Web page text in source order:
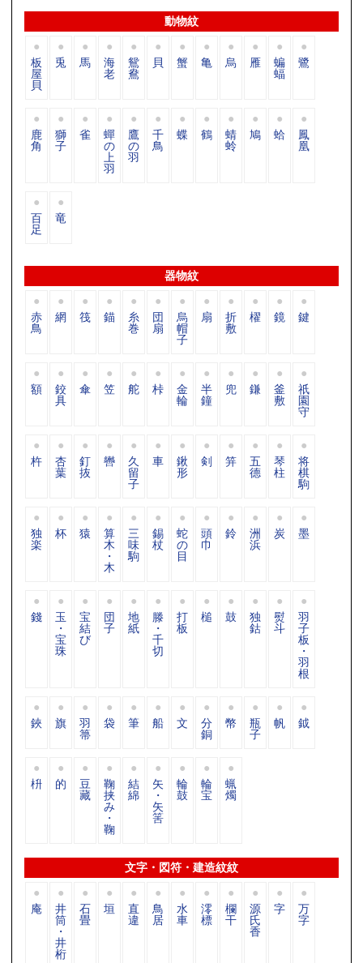
動物紋
板
屋
貝
兎 馬 海
老
鴛
鴦
貝 蟹 亀 烏 雁 蝙
蝠
鷺
鹿
角
獅
子
雀 蟬
の
上
羽
鷹
の
羽
千
鳥
蝶 鶴 蜻
蛉
鳩 蛤 鳳
凰
百
足
竜
器物紋
赤
鳥
網 筏 錨 糸
巻
団
扇
烏
帽
子
扇 折
敷
櫂 鏡 鍵
額 鉸
具
傘 笠 舵 桛 金
輪
半
鐘
兜 鎌 釜
敷
祇
園
守
杵 杏
葉
釘
抜
轡 久
留
子
車 鍬
形
剣 笄 五
德
琴
柱
将
棋
駒
独
楽
杯 猿 算
木
・
木
三
味
駒
錫
杖
蛇
の
目
頭
巾
鈴 洲
浜
炭 墨
錢 玉
・
宝
珠
宝
結
び
団
子
地
紙
滕
・
千
切
打
板
槌 鼓 独
鈷
熨
斗
羽
子
板
・
羽
根
鋏 旗 羽
箒
袋 筆 船 文 分
銅
幣 瓶
子
帆 鉞
枡 的 豆
藏
鞠
挟
み
・
鞠
結
綿
矢
・
矢
筈
輪
鼓
輪
宝
蝋
燭
文字・図符・建造紋紋
庵 井
筒
・
井
桁
石
畳
垣 直
違
鳥
居
水
車
澪
標
欄
干
源
氏
香
字 万
字